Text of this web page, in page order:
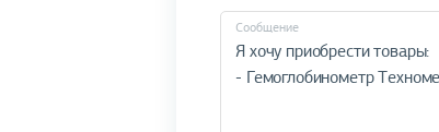
Cообщение